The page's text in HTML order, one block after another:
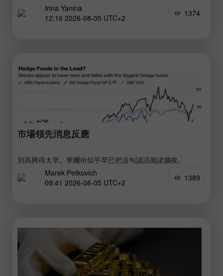
進一步收緊貨幣政策的預期。
Irina Yanina
12:16 2026-08-05 UTC+2
1374
市場領先消息反應
別高興得太早。華爾街似乎早已把這句諺語拋諸腦後。
Marek Petkovich
09:41 2026-08-05 UTC+2
1389